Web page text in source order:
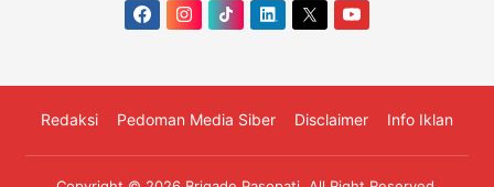
Redaksi Pedoman Media Siber Disclaimer Info Iklan